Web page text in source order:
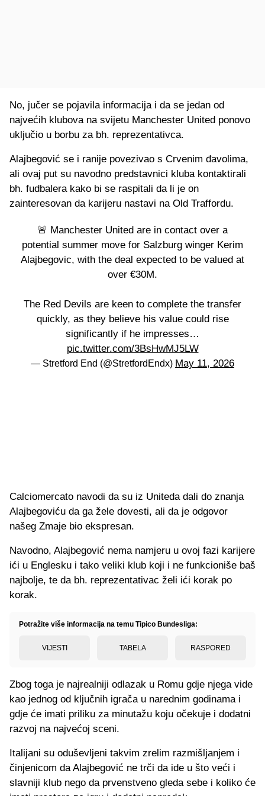
No, jučer se pojavila informacija i da se jedan od
najvećih klubova na svijetu Manchester United ponovo
uključio u borbu za bh. reprezentativca.
Alajbegović se i ranije povezivao s Crvenim đavolima,
ali ovaj put su navodno predstavnici kluba kontaktirali
bh. fudbalera kako bi se raspitali da li je on
zainteresovan da karijeru nastavi na Old Traffordu.
🚨 Manchester United are in contact over a
potential summer move for Salzburg winger Kerim
Alajbegovic, with the deal expected to be valued at
over €30M.
The Red Devils are keen to complete the transfer
quickly, as they believe his value could rise
significantly if he impresses…
pic.twitter.com/3BsHwMJ5LW
— Stretford End (@StretfordEndx) May 11, 2026
Calciomercato navodi da su iz Uniteda dali do znanja
Alajbegoviću da ga žele dovesti, ali da je odgovor
našeg Zmaje bio ekspresan.
Navodno, Alajbegović nema namjeru u ovoj fazi karijere
ići u Englesku i tako veliki klub koji i ne funkcioniše baš
najbolje, te da bh. reprezentativac želi ići korak po
korak.
Potražite više informacija na temu Tipico Bundesliga:
VIJESTI TABELA RASPORED
Zbog toga je najrealniji odlazak u Romu gdje njega vide
kao jednog od ključnih igrača u narednim godinama i
gdje će imati priliku za minutažu koju očekuje i dodatni
razvoj na najvećoj sceni.
Italijani su oduševljeni takvim zrelim razmišljanjem i
činjenicom da Alajbegović ne trči da ide u što veći i
slavniji klub nego da prvenstveno gleda sebe i koliko će